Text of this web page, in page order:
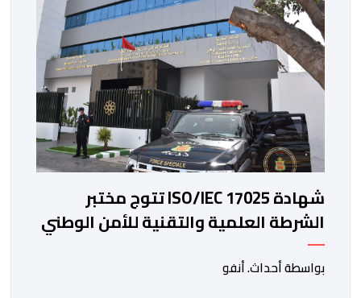
شهادة ISO/IEC 17025 تتوج مختبر
الشرطة العلمية والتقنية للأمن الوطني
في مختلف الخبرات الجنائية
بواسطة أحداث. أنفو